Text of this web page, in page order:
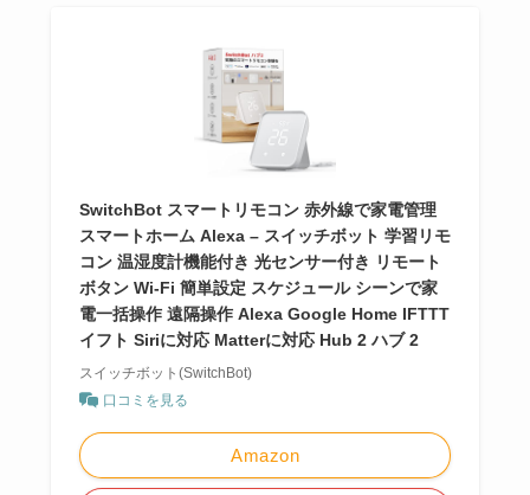
SwitchBot スマートリモコン 赤外線で家電管理
スマートホーム Alexa – スイッチボット 学習リモ
コン 温湿度計機能付き 光センサー付き リモート
ボタン Wi-Fi 簡単設定 スケジュール シーンで家
電一括操作 遠隔操作 Alexa Google Home IFTTT
イフト Siriに対応 Matterに対応 Hub 2 ハブ 2
スイッチボット(SwitchBot)
口コミを見る
Amazon